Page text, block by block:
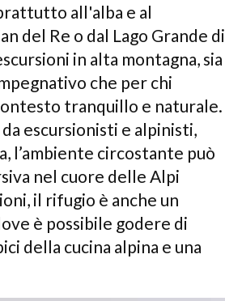
all'alba e al
del Re o dal Lago Grande di
in alta montagna, sia
che per chi
tranquillo e naturale.
escursionisti e alpinisti,
l’ambiente circostante può
nel cuore delle Alpi
il rifugio è anche un
è possibile godere di
della cucina alpina e una